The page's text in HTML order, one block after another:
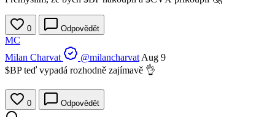
0 Odpovědět
MC
Milan Charvat
@milancharvatAug 9
$BP teď vypadá rozhodně zajímavě 👌
0 Odpovědět